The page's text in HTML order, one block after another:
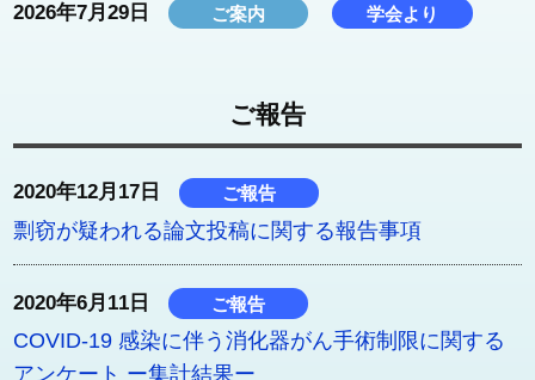
2026年7月29日 ご案内 学会より
教育委員会ハンズオンセミナー【ベーシックコー
ス】
ご報告
2020年12月17日 ご報告
剽窃が疑われる論文投稿に関する報告事項
2020年6月11日 ご報告
COVID-19 感染に伴う消化器がん手術制限に関する
アンケート ー集計結果ー